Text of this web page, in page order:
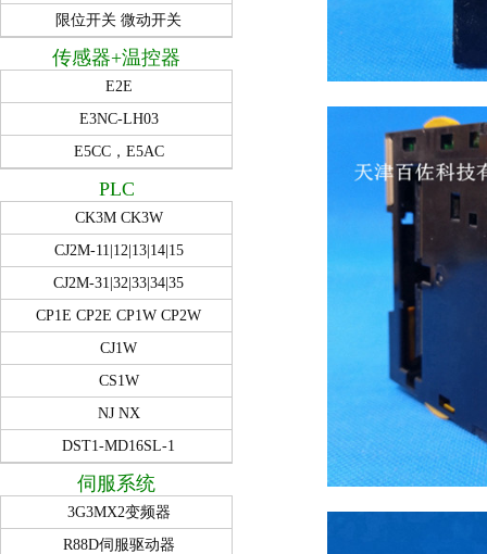
限位开关 微动开关
传感器+温控器
E2E
E3NC-LH03
E5CC，E5AC
PLC
CK3M CK3W
CJ2M-11|12|13|14|15
CJ2M-31|32|33|34|35
CP1E CP2E CP1W CP2W
CJ1W
CS1W
NJ NX
DST1-MD16SL-1
伺服系统
3G3MX2变频器
R88D伺服驱动器